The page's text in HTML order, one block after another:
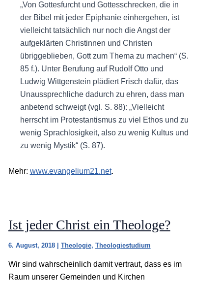
„Von Gottesfurcht und Gottesschrecken, die in
der Bibel mit jeder Epiphanie einhergehen, ist
vielleicht tatsächlich nur noch die Angst der
aufgeklärten Christinnen und Christen
übriggeblieben, Gott zum Thema zu machen“ (S.
85 f.). Unter Berufung auf Rudolf Otto und
Ludwig Wittgenstein plädiert Frisch dafür, das
Unaussprechliche dadurch zu ehren, dass man
anbetend schweigt (vgl. S. 88): „Vielleicht
herrscht im Protestantismus zu viel Ethos und zu
wenig Sprachlosigkeit, also zu wenig Kultus und
zu wenig Mystik“ (S. 87).
Mehr: www.evangelium21.net.
Ist jeder Christ ein Theologe?
6. August, 2018 Theologie, Theologiestudium
Wir sind wahrscheinlich damit vertraut, dass es im
Raum unserer Gemeinden und Kirchen